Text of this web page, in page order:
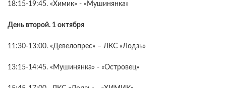
18:15-19:45. «Химик» - «Мушинянка»
День второй. 1 октября
11:30-13:00. «Девелопрес» – ЛКС «Лодзь»
13:15-14:45. «Мушинянка» - «Островец»